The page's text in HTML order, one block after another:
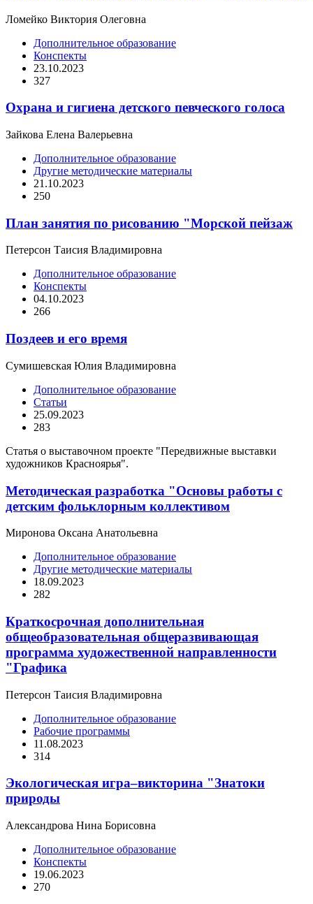
Ломейко Виктория Олеговна
Дополнительное образование
Конспекты
23.10.2023
327
Охрана и гигиена детского певческого голоса
Зайкова Елена Валерьевна
Дополнительное образование
Другие методические материалы
21.10.2023
250
План занятия по рисованию "Морской пейзаж
Петерсон Таисия Владимировна
Дополнительное образование
Конспекты
04.10.2023
266
Поздеев и его время
Сумишевская Юлия Владимировна
Дополнительное образование
Статьи
25.09.2023
283
Статья о выставочном проекте "Передвижные выставки
художников Красноярья".
Методическая разработка "Основы работы с
детским фольклорным коллективом
Миронова Оксана Анатольевна
Дополнительное образование
Другие методические материалы
18.09.2023
282
Краткосрочная дополнительная
общеобразовательная общеразвивающая
программа художественной направленности
"Графика
Петерсон Таисия Владимировна
Дополнительное образование
Рабочие программы
11.08.2023
314
Экологическая игра–викторина "Знатоки
природы
Александрова Нина Борисовна
Дополнительное образование
Конспекты
19.06.2023
270